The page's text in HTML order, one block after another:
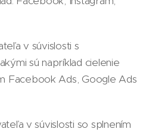
v súvislosti s
sú napríklad cielenie
Facebook Ads, Google Ads
v súvislosti so splnením